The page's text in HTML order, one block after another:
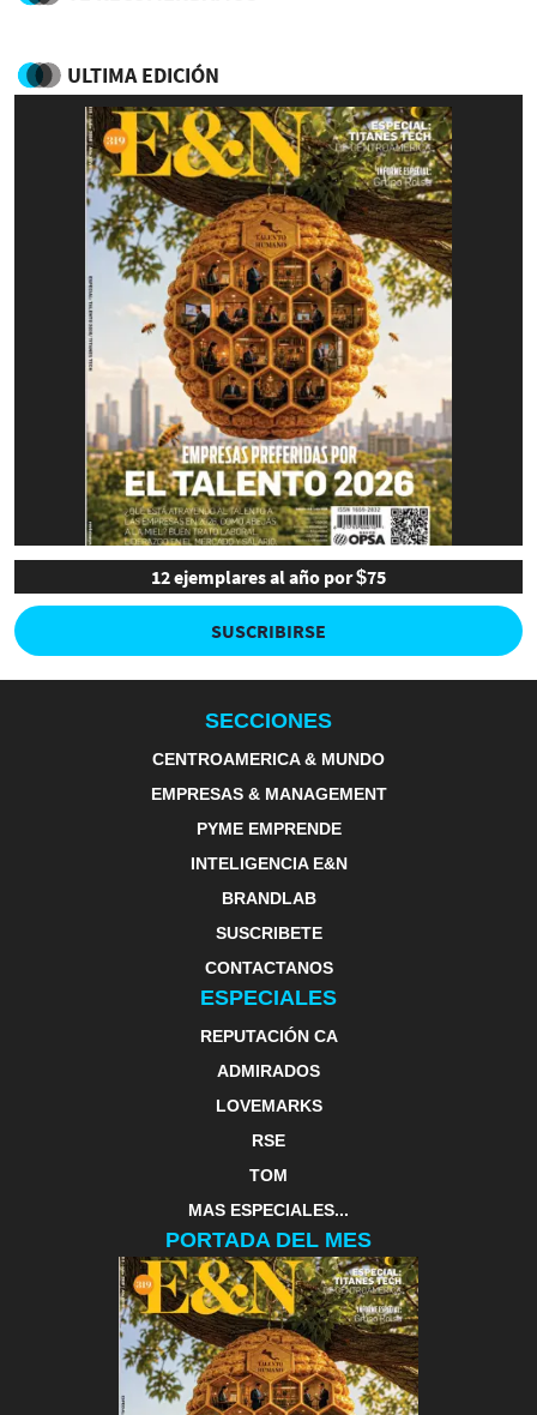
ULTIMA EDICIÓN
12 ejemplares al año por $75
SUSCRIBIRSE
SECCIONES
CENTROAMERICA & MUNDO
EMPRESAS & MANAGEMENT
PYME EMPRENDE
INTELIGENCIA E&N
BRANDLAB
SUSCRIBETE
CONTACTANOS
ESPECIALES
REPUTACIÓN CA
ADMIRADOS
LOVEMARKS
RSE
TOM
MAS ESPECIALES...
PORTADA DEL MES